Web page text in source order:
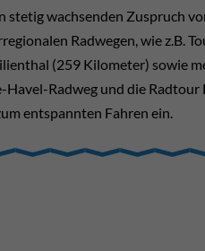
stetig wachsenden Zuspruch
Radwegen, wie z.B.
(259 Kilometer) sowie
Havel-Radweg und die
entspannten Fahren ein.